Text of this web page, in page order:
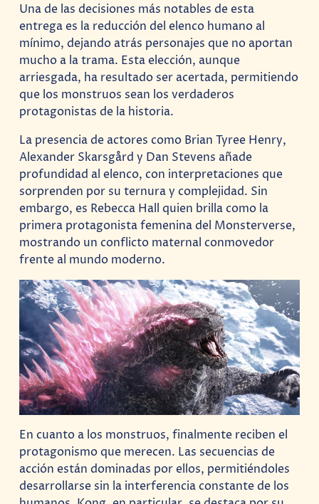
Una de las decisiones más notables de esta
entrega es la reducción del elenco humano al
mínimo, dejando atrás personajes que no aportan
mucho a la trama. Esta elección, aunque
arriesgada, ha resultado ser acertada, permitiendo
que los monstruos sean los verdaderos
protagonistas de la historia.
La presencia de actores como Brian Tyree Henry,
Alexander Skarsgård y Dan Stevens añade
profundidad al elenco, con interpretaciones que
sorprenden por su ternura y complejidad. Sin
embargo, es Rebecca Hall quien brilla como la
primera protagonista femenina del Monsterverse,
mostrando un conflicto maternal conmovedor
frente al mundo moderno.
En cuanto a los monstruos, finalmente reciben el
protagonismo que merecen. Las secuencias de
acción están dominadas por ellos, permitiéndoles
desarrollarse sin la interferencia constante de los